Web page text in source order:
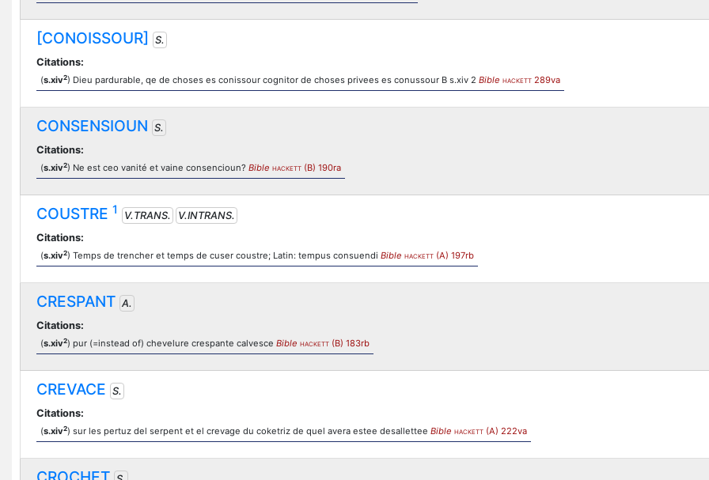
[CONOISSOUR]
S.
Citations:
(s.xiv2) Dieu pardurable, qe de choses es conissour cognitor de choses privees es conussour B s.xiv 2 Bible HACKETT 289va
CONSENSIOUN S.
Citations:
(s.xiv2) Ne est ceo vanité et vaine consencioun? Bible HACKETT (B) 190ra
COUSTRE 1 V.TRANS.
V.INTRANS.
Citations:
(s.xiv2) Temps de trencher et temps de cuser coustre; Latin: tempus consuendi Bible HACKETT (A) 197rb
CRESPANT A.
Citations:
(s.xiv2) pur (=instead of) chevelure crespante calvesce Bible HACKETT (B) 183rb
CREVACE S.
Citations:
(s.xiv2) sur les pertuz del serpent et el crevage du coketriz de quel avera estee desallettee Bible HACKETT (A) 222va